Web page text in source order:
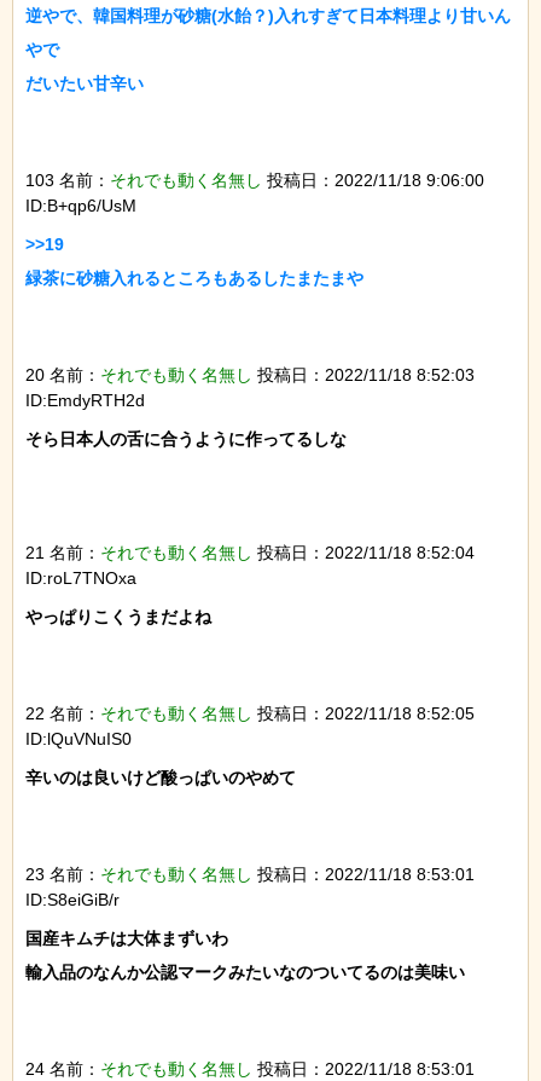
逆やで、韓国料理が砂糖(水飴？)入れすぎて日本料理より甘いん
やで
だいたい甘辛い
103 名前： それでも動く名無し 投稿日：2022/11/18 9:06:00
ID:B+qp6/UsM
>>19
緑茶に砂糖入れるところもあるしたまたまや
20 名前： それでも動く名無し 投稿日：2022/11/18 8:52:03
ID:EmdyRTH2d
そら日本人の舌に合うように作ってるしな
21 名前： それでも動く名無し 投稿日：2022/11/18 8:52:04
ID:roL7TNOxa
やっぱりこくうまだよね
22 名前： それでも動く名無し 投稿日：2022/11/18 8:52:05
ID:lQuVNuIS0
辛いのは良いけど酸っぱいのやめて
23 名前： それでも動く名無し 投稿日：2022/11/18 8:53:01
ID:S8eiGiB/r
国産キムチは大体まずいわ
輸入品のなんか公認マークみたいなのついてるのは美味い
24 名前： それでも動く名無し 投稿日：2022/11/18 8:53:01